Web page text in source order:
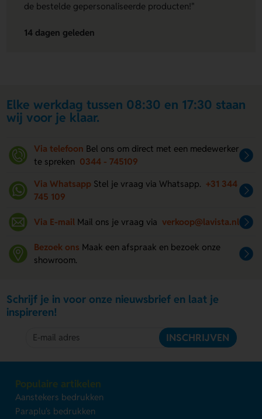
de bestelde gepersonaliseerde producten!"
14 dagen geleden
Elke werkdag tussen 08:30 en 17:30 staan
wij voor je klaar.
Via telefoon Bel ons om direct met een medewerker
te spreken 0344 - 745109
Via Whatsapp Stel je vraag via Whatsapp. +31 344
745 109
Via E-mail Mail ons je vraag via verkoop@lavista.nl
Bezoek ons Maak een afspraak en bezoek onze
showroom.
Schrijf je in voor onze nieuwsbrief en laat je
inspireren!
INSCHRIJVEN
Populaire artikelen
Aanstekers bedrukken
Paraplu's bedrukken